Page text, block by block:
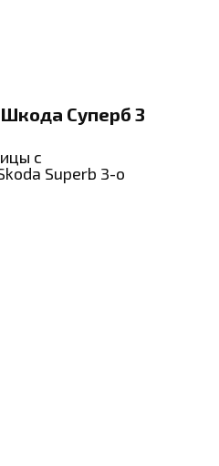
Суперб 3
с
Superb 3-о